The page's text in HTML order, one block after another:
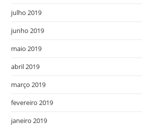
julho 2019
junho 2019
maio 2019
abril 2019
março 2019
fevereiro 2019
janeiro 2019